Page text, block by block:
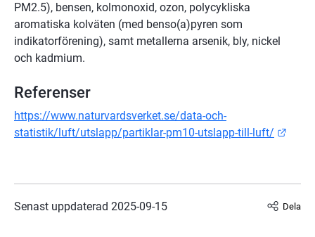
PM2.5), bensen, kolmonoxid, ozon, polycykliska
aromatiska kolväten (med benso(a)pyren som
indikatorförening), samt metallerna arsenik, bly, nickel
och kadmium.
Referenser
https://www.naturvardsverket.se/data-och-
statistik/luft/utslapp/partiklar-pm10-utslapp-till-luft/
Senast uppdaterad 2025-09-15 Dela